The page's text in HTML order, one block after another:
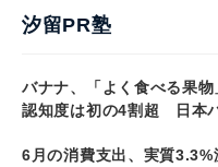
汐留PR塾
バナナ、「よく食べる果
認知度は初の4割超 日本
6月の消費支出、実質